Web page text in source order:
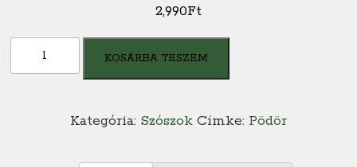
2,990Ft
Mango
mennyiség
KOSÁRBA TESZEM
Kategória: Szószok Címke: Pödör